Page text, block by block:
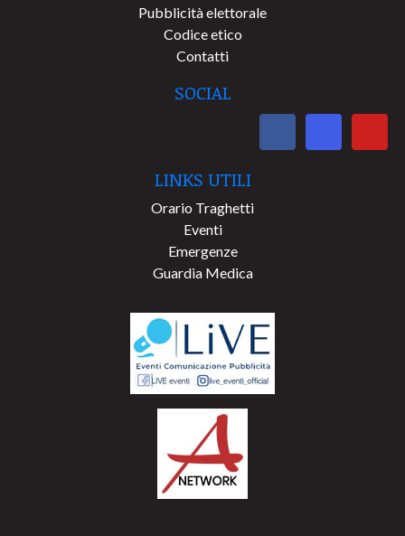
Pubblicità elettorale
Codice etico
Contatti
SOCIAL
LINKS UTILI
Orario Traghetti
Eventi
Emergenze
Guardia Medica